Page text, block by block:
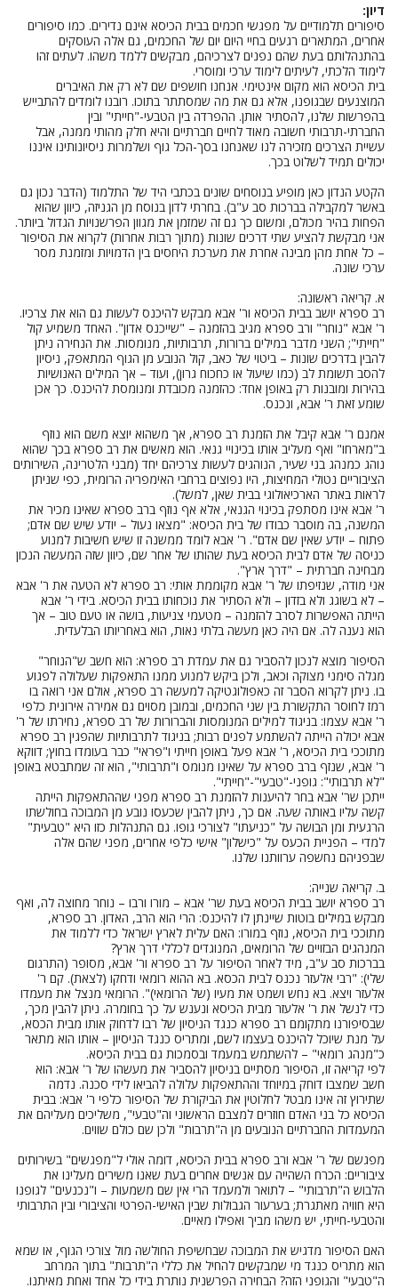
דיון:
סיפורים תלמודיים על מפגשי חכמים בבית הכיסא אינם נדירים. כמו סיפורים
אחרים, המתארים רגעים בחיי היום יום של החכמים, גם אלה העוסקים
בהתנהלותם בעת שהם נפנים לצרכיהם, מבקשים ללמד משהו. לעתים זהו
לימוד הלכתי, לעיתים לימוד ערכי ומוסרי.
בית הכיסא הוא מקום אינטימי. אנחנו חושפים שם לא רק את האיברים
המוצנעים שבגופנו, אלא גם את מה שמסתתר בתוכו. רובנו לומדים להתבייש
בהפרשות שלנו, להסתיר אותן. ההפרדה בין הטבעי-"חייתי" ובין
החברתי-תרבותי חשובה מאוד לחיים חברתיים והיא חלק מהותי ממנה, אבל
עשיית הצרכים מזכירה לנו שאנחנו בסך-הכל גוף ושלמרות ניסיונותינו איננו
יכולים תמיד לשלוט בכך.
הקטע הנדון כאן מופיע בנוסחים שונים בכתבי היד של התלמוד (הדבר נכון גם
באשר למקבילה בברכות סב ע"ב). בחרתי לדון בנוסח מן הגניזה, כיוון שהוא
הפחות בהיר מכולם, ומשום כך גם זה שמזמן את מגוון הפרשנויות הגדול ביותר.
אני מבקשת להציע שתי דרכים שונות (מתוך רבות אחרות) לקרוא את הסיפור
– כל אחת מהן מבינה אחרת את מערכת היחסים בין הדמויות ומזמנת מסר
ערכי שונה.
א. קריאה ראשונה:
רב ספרא יושב בבית הכיסא ור' אבא מבקש להיכנס לעשות גם הוא את צרכיו.
ר' אבא "נוחר" ורב ספרא מגיב בהזמנה – "שייכנס אדון". האחד משמיע קול
"חייתי"; השני מדבר במילים ברורות, תרבותיות, מנומסות. את הנחירה ניתן
להבין בדרכים שונות – ביטוי של כאב, קול הנובע מן הגוף המתאפק, ניסיון
להסב תשומת לב (כמו שיעול או כחכוח גרון), ועוד – אך המילים האנושיות
בהירות ומובנות רק באופן אחד: כהזמנה מכובדת ומנומסת להיכנס. כך אכן
שומע זאת ר' אבא, ונכנס.
אמנם ר' אבא קיבל את הזמנת רב ספרא, אך משהוא יוצא משם הוא נוזף
ב"מארחו" ואף מעליב אותו בכינויי גנאי. הוא מאשים את רב ספרא בכך שהוא
נוהג כמנהג בני שעיר, הנוהגים לעשות צרכיהם יחד (מבני הלטרינה, השירותים
הציבוריים נטולי המחיצות, היו נפוצים ברחבי האימפריה הרומית, כפי שניתן
לראות באתר הארכיאולוגי בבית שאן, למשל).
ר' אבא אינו מסתפק בכינוי הגנאי, אלא אף נוזף ברב ספרא שאינו מכיר את
המשנה, בה מוסבר כבודו של בית הכיסא: "מצאו נעול – יודע שיש שם אדם;
פתוח – יודע שאין שם אדם". ר' אבא לומד ממשנה זו שיש חשיבות למנוע
כניסה של אדם לבית הכיסא בעת שהותו של אחר שם, כיוון שזה המעשה הנכון
מבחינה חברתית – "דרך ארץ".
אני מודה, שנזיפתו של ר' אבא מקוממת אותי: רב ספרא לא הטעה את ר' אבא
– לא בשוגג ולא בזדון – ולא הסתיר את נוכחותו בבית הכיסא. בידי ר' אבא
הייתה האפשרות לסרב להזמנה – מטעמי צניעות, בושה או טעם טוב – אך
הוא נענה לה. אם היה כאן מעשה בלתי נאות, הוא באחריותו הבלעדית.
הסיפור מוצא לנכון להסביר גם את עמדת רב ספרא: הוא חשב ש"הנוחר"
מגלה סימני מצוקה וכאב, ולכן ביקש למנוע ממנו התאפקות שעלולה לפגוע
בו. ניתן לקרוא הסבר זה כאפולוגטיקה למעשה רב ספרא, אולם אני רואה בו
רמז לחוסר התקשורת בין שני החכמים, ובמובן מסוים גם אמירה אירונית כלפי
ר' אבא עצמו: בניגוד למילים המנומסות והברורות של רב ספרא, נחירתו של ר'
אבא יכולה הייתה להשתמע לפנים רבות; בניגוד לתרבותיות שהפגין רב ספרא
מתוככי בית הכיסא, ר' אבא פעל באופן חייתי ו"פראי" כבר בעומדו בחוץ; דווקא
ר' אבא, שנזף ברב ספרא על שאינו מנומס ו"תרבותי", הוא זה שמתבטא באופן
"לא תרבותי": גופני-"טבעי"-"חייתי".
ייתכן שר' אבא בחר להיענות להזמנת רב ספרא מפני שההתאפקות הייתה
קשה עליו באותה שעה. אם כך, ניתן להבין שכעסו נובע מן המבוכה בחולשתו
הרגעית ומן הבושה על "כניעתו" לצורכי גופו. גם התנהלות כזו היא "טבעית"
למדי – הפניית הכעס על "כישלון" אישי כלפי אחרים, מפני שהם אלה
שבפניהם נחשפה ערוותנו שלנו.
ב. קריאה שנייה:
רב ספרא יושב בבית הכיסא בעת שר' אבא – מורו ורבו – נוחר מחוצה לה, ואף
מבקש במילים בוטות שיינתן לו להיכנס: הרי הוא הרב, האדון. רב ספרא,
מתוככי בית הכיסא, נוזף במורו: האם עלית לארץ ישראל כדי ללמוד את
המנהגים הבזויים של הרומאים, המנוגדים לכללי דרך ארץ?
בברכות סב ע"ב, מיד לאחר הסיפור על רב ספרא ור' אבא, מסופר (התרגום
שלי): "רבי אלעזר נכנס לבית הכסא. בא ההוא רומאי ודחקו (לצאת). קם ר'
אלעזר ויצא. בא נחש ושמט את מעיו (של הרומאי)". הרומאי מנצל את מעמדו
כדי לנשל את ר' אלעזר מבית הכיסא ונענש על כך בחומרה. ניתן להבין מכך,
שבסיפורנו מתקומם רב ספרא כנגד הניסיון של רבו לדחוק אותו מבית הכסא,
על מנת שיוכל להיכנס בעצמו לשם, ומתריס כנגד הניסיון – אותו הוא מתאר
כ"מנהג רומאי" – להשתמש במעמד ובסמכות גם בבית הכיסא.
לפי קריאה זו, הסיפור מסתיים בניסיון להסביר את מעשהו של ר' אבא: הוא
חשב שמצבו דוחק במיוחד וההתאפקות עלולה להביאו לידי סכנה. נדמה
שתירוץ זה אינו מבטל לחלוטין את הביקורת של הסיפור כלפי ר' אבא: בבית
הכיסא כל בני האדם חוזרים למצבם הראשוני וה"טבעי", משליכים מעליהם את
המעמדות החברתיים הנובעים מן ה"תרבות" ולכן שם כולם שווים.
מפגשם של ר' אבא ורב ספרא בבית הכיסא, דומה אולי ל"מפגשים" בשירותים
ציבוריים: הכרח השהייה עם אנשים אחרים בעת שאנו משירים מעלינו את
הלבוש ה"תרבותי" – לתואר ולמעמד הרי אין שם משמעות – ו"נכנעים" לגופנו
היא חוויה מאתגרת; בערעור הגבולות שבין האישי-הפרטי והציבורי ובין התרבותי
והטבעי-חייתי, יש משהו מביך ואפילו מאיים.
האם הסיפור מדגיש את המבוכה שבחשיפת החולשה מול צורכי הגוף, או שמא
הוא מתריס כנגד מי שמבקשים להחיל את כללי ה"תרבות" בתוך המרחב
ה"טבעי" והגופני הזה? הבחירה הפרשנית נותרת בידי כל אחד ואחת מאיתנו.